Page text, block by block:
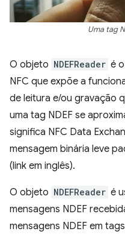
Uma tag
O objeto NDEFReader é
NFC que expõe a
de leitura e/ou gravação
uma tag NDEF se
significa NFC Data
mensagem binária leve
(link em inglês).
O objeto NDEFReader é
mensagens NDEF
mensagens NDEF em